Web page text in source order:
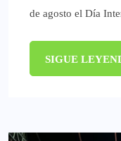
de agosto el Día
SIGUE